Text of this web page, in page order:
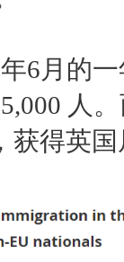
6月的
人
获得英